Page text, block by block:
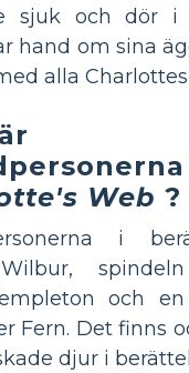
sjuk och dör i
hand om sina
alla
Web ?
i
och
Fern. Det finns
djur i